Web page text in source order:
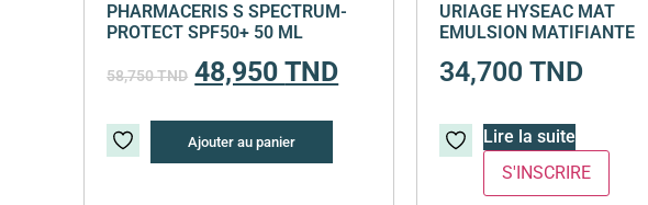
URIAGE HYSEAC MAT
EMULSION MATIFIANTE
34,700TND
Lire la suite
PHARMACERIS S SPECTRUM-
PROTECT SPF50+ 50 ML
58,750TND 48,950TND
Ajouter au panier